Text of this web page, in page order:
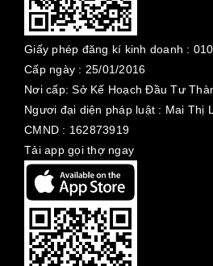
Giấy phép đăng kí kinh doanh :
Cấp ngày : 25/01/2016
Nơi cấp: Sở Kế Hoạch Đầu Tư
Ngươi đại diện pháp luật : Mai Thị
CMND : 162873919
Tải app gọi thợ ngay